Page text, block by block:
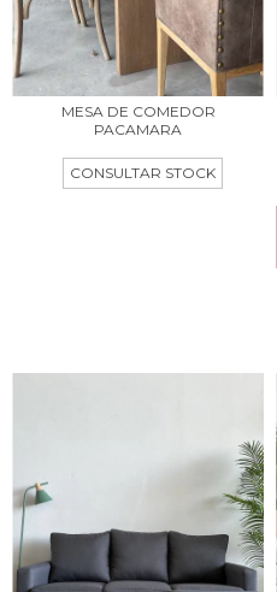
MESA DE COMEDOR
PACAMARA